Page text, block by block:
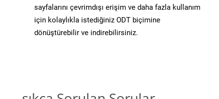
sayfalarını çevrimdışı erişim ve daha fazla kullanım
için kolaylıkla istediğiniz ODT biçimine
dönüştürebilir ve indirebilirsiniz.